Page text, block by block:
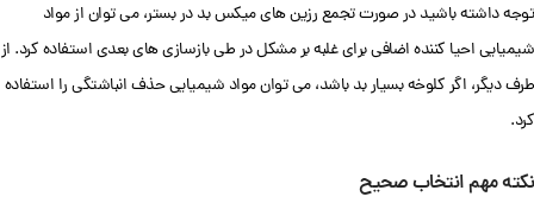
توجه داشته باشید در صورت تجمع رزین های میکس بد در بستر، می توان از مواد
شیمیایی احیا کننده اضافی برای غلبه بر مشکل در طی بازسازی های بعدی استفاده کرد. از
طرف دیگر، اگر کلوخه بسیار بد باشد، می توان مواد شیمیایی حذف انباشتگی را استفاده
کرد.
نکته مهم انتخاب صحیح